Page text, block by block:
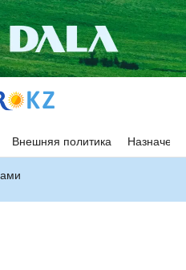
Внешняя политика